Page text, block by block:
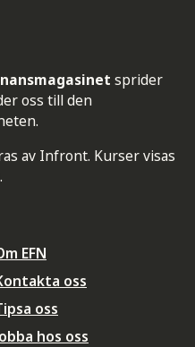
sprider
oss till den
av Infront. Kurser visas
EFN
oss
oss
hos oss